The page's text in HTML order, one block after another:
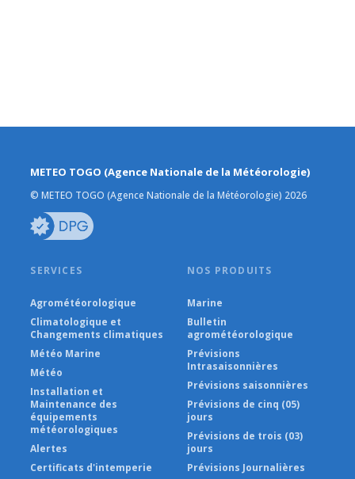
METEO TOGO (Agence Nationale de la Météorologie)
© METEO TOGO (Agence Nationale de la Météorologie) 2026
SERVICES
Agrométéorologique
Climatologique et
Changements climatiques
Météo Marine
Météo
Installation et
Maintenance des
équipements
météorologiques
Alertes
Certificats d'intemperie
NOS PRODUITS
Marine
Bulletin
agrométéorologique
Prévisions
Intrasaisonnières
Prévisions saisonnières
Prévisions de cinq (05)
jours
Prévisions de trois (03)
jours
Prévisions Journalières